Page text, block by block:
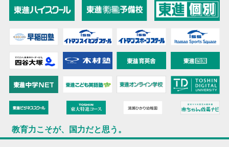
教育力こそが、国力だと思う。